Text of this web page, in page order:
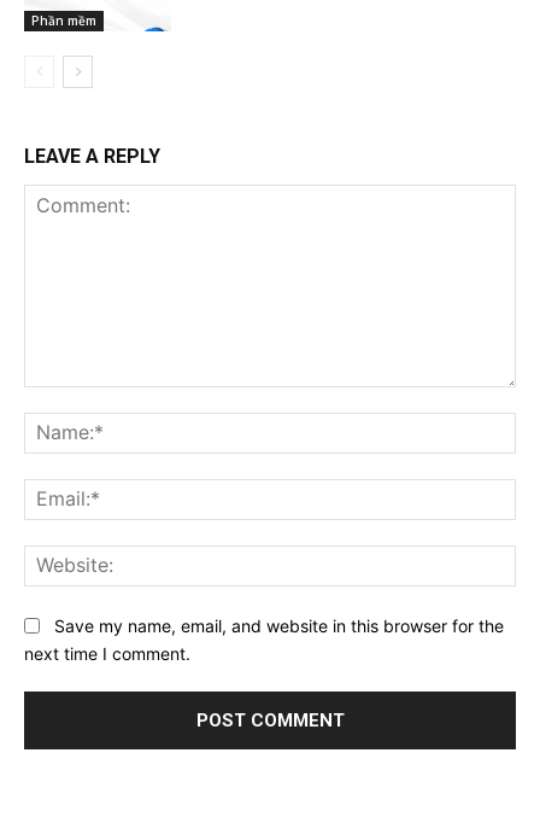
Phần mềm
LEAVE A REPLY
Save my name, email, and website in this browser for the
next time I comment.